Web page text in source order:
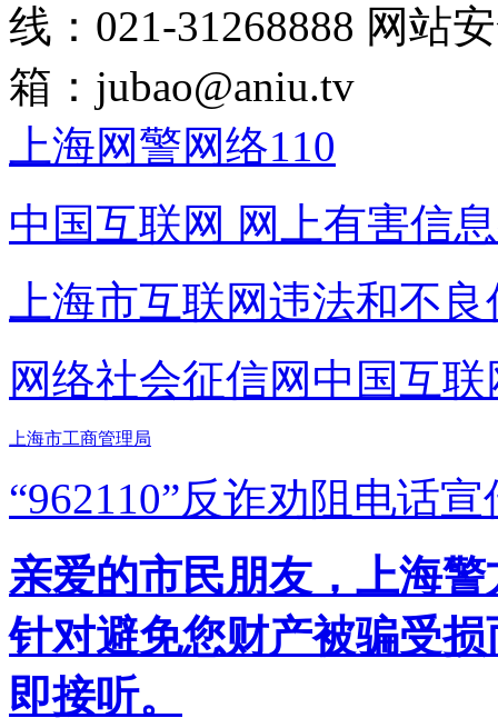
线：021-31268888 网站
箱： jubao@aniu.tv
上海网警网络110
中国互联网 网上有害信
上海市互联网违法和不
网络社会征信网 中国互
上海市工商管理局
“962110”反诈劝阻电话宣
亲爱的市民朋友，上海
针对避免您财产被骗受
即接听。